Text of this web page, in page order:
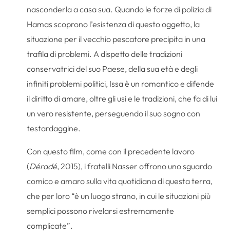
nasconderla a casa sua. Quando le forze di polizia di
Hamas scoprono l’esistenza di questo oggetto, la
situazione per il vecchio pescatore precipita in una
trafila di problemi. A dispetto delle tradizioni
conservatrici del suo Paese, della sua età e degli
infiniti problemi politici, Issa è un romantico e difende
il diritto di amare, oltre gli usi e le tradizioni, che fa di lui
un vero resistente, perseguendo il suo sogno con
testardaggine.
Con questo film, come con il precedente lavoro
(Déradé, 2015), i fratelli Nasser offrono uno sguardo
comico e amaro sulla vita quotidiana di questa terra,
che per loro “è un luogo strano, in cui le situazioni più
semplici possono rivelarsi estremamente
complicate”.